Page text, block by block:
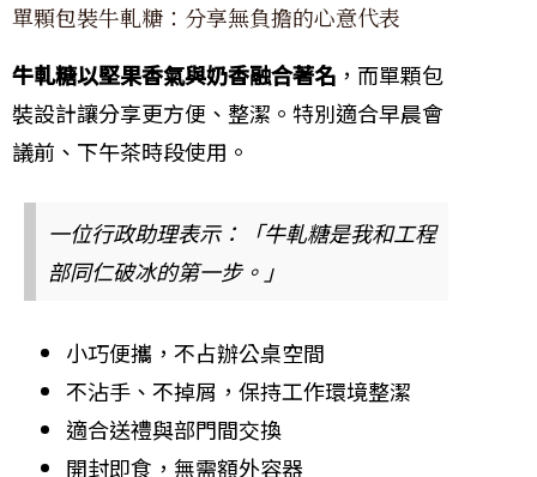
單顆包裝牛軋糖：分享無負擔的心意代表
牛軋糖以堅果香氣與奶香融合著名 ，而單顆包
裝設計讓分享更方便、整潔。特別適合早晨會
議前、下午茶時段使用。
一位行政助理表示：「牛軋糖是我和工程
部同仁破冰的第一步。」
小巧便攜，不占辦公桌空間
不沾手、不掉屑，保持工作環境整潔
適合送禮與部門間交換
開封即食，無需額外容器